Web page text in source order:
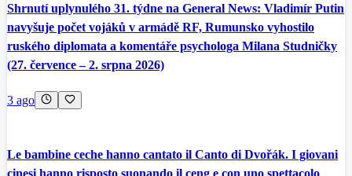
Shrnutí uplynulého 31. týdne na General News: Vladimír Putin
navyšuje počet vojáků v armádě RF, Rumunsko vyhostilo
ruského diplomata a komentáře psychologa Milana Studničky
(27. července – 2. srpna 2026)
3 ago
Le bambine ceche hanno cantato il Canto di Dvořák. I giovani